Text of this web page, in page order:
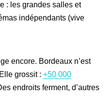
: les grandes salles et
indépendants (vive
encore. Bordeaux n’est
grossit :+50 000
endroits ferment, d’autres